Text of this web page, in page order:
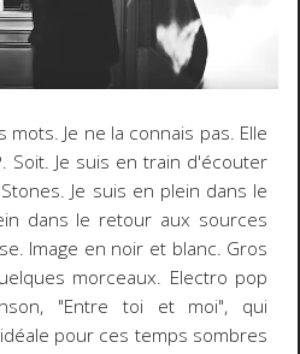
Je ne la connais pas. Elle
Soit. Je suis en train d'écouter
Je suis en plein dans le
dans le retour aux sources
Image en noir et blanc. Gros
morceaux. Electro pop
"Entre toi et moi", qui
pour ces temps sombres